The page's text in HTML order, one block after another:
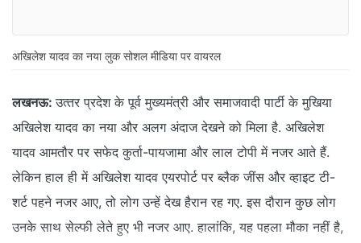
अखिलेश यादव का नया लुक सोशल मीडिया पर वायरल
लखनऊ: उत्‍तर प्रदेश के पूर्व मुख्यमंत्री और समाजवादी पार्टी के मुखिया
अखिलेश यादव का नया और अलग अंदाज देखने को मिला है. अखिलेश
यादव आमतौर पर सफेद कुर्ता-पायजामा और लाल टोपी में नजर आते हैं.
लेकिन हाल ही में अखिलेश यादव एयरपोर्ट पर ब्‍लैक जींस और व्‍हाइट टी-
शर्ट पहने नजर आए, तो लोग उन्‍हें देख हैरान रह गए. इस दौरान कुछ लोग
उनके साथ सेल्‍फी लेते हुए भी नजर आए. हालांकि, यह पहला मौका नहीं है,